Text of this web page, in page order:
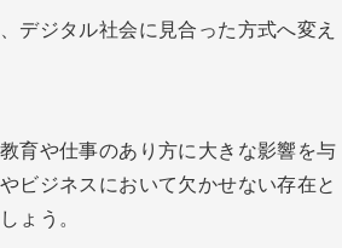
デジタル社会に見合った方式へ変え
育や仕事のあり方に大きな影響を与
ビジネスにおいて欠かせない存在と
ょう。